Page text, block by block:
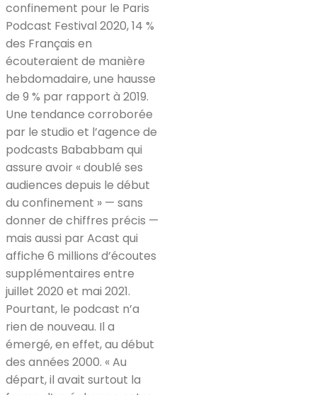
confinement pour le Paris
Podcast Festival 2020, 14 %
des Français en
écouteraient de manière
hebdomadaire, une hausse
de 9 % par rapport à 2019.
Une tendance corroborée
par le studio et l’agence de
podcasts Bababbam qui
assure avoir « doublé ses
audiences depuis le début
du confinement » — sans
donner de chiffres précis —
mais aussi par Acast qui
affiche 6 millions d’écoutes
supplémentaires entre
juillet 2020 et mai 2021.
Pourtant, le podcast n’a
rien de nouveau. Il a
émergé, en effet, au début
des années 2000. « Au
départ, il avait surtout la